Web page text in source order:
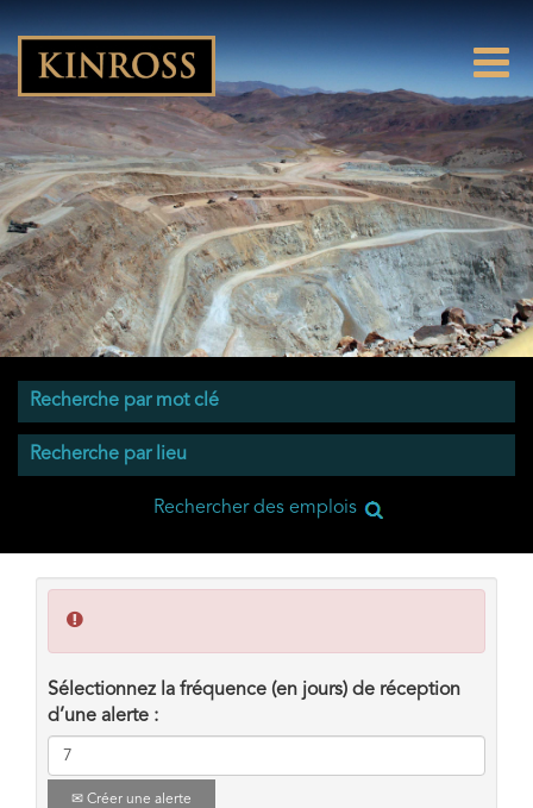
Sélectionnez la fréquence (en jours) de réception
d’une alerte :
Créer une alerte